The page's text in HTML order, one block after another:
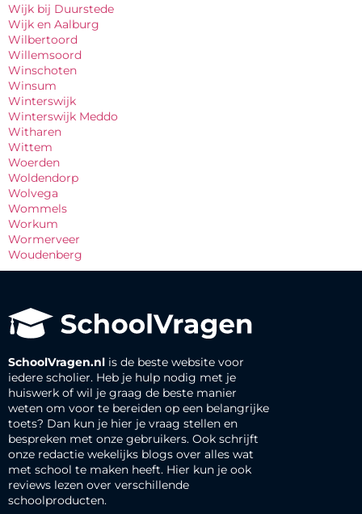
Wijk bij Duurstede
Wijk en Aalburg
Wilbertoord
Willemsoord
Winschoten
Winsum
Winterswijk
Winterswijk Meddo
Witharen
Wittem
Woerden
Woldendorp
Wolvega
Wommels
Workum
Wormerveer
Woudenberg
SchoolVragen.nl is de beste website voor
iedere scholier. Heb je hulp nodig met je
huiswerk of wil je graag de beste manier
weten om voor te bereiden op een belangrijke
toets? Dan kun je hier je vraag stellen en
bespreken met onze gebruikers. Ook schrijft
onze redactie wekelijks blogs over alles wat
met school te maken heeft. Hier kun je ook
reviews lezen over verschillende
schoolproducten.